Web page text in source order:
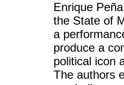
Enrique
the State of
a
produce a
political icon
The authors